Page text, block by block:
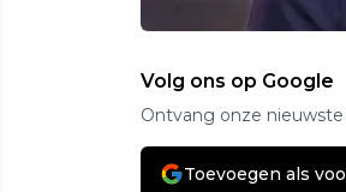
Volg ons op Google
Ontvang onze
Toevoegen als